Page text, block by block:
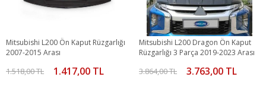
Mitsubishi L200 Ön Kaput Rüzgarlığı
2007-2015 Arası
1.518,00 TL 1.417,00 TL
Mitsubishi L200 Dragon Ön Kaput
Rüzgarlığı 3 Parça 2019-2023 Arası
3.864,00 TL 3.763,00 TL